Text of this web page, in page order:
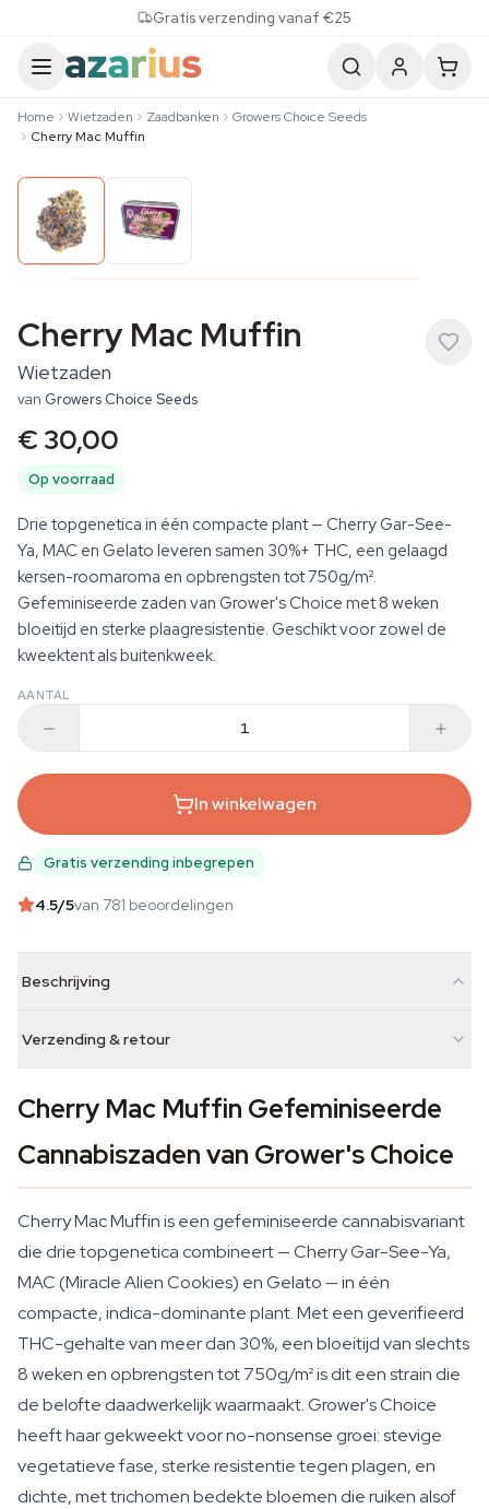
Gratis verzending vanaf €25
Home Wietzaden Zaadbanken
Growers Choice Seeds
Cherry Mac Muffin
Cherry Mac Muffin
Wietzaden
van Growers Choice Seeds
€ 30,00
Op voorraad
Drie topgenetica in één compacte plant — Cherry Gar-See-
Ya, MAC en Gelato leveren samen 30%+ THC, een gelaagd
kersen-roomaroma en opbrengsten tot 750g/m².
Gefeminiseerde zaden van Grower's Choice met 8 weken
bloeitijd en sterke plaagresistentie. Geschikt voor zowel de
kweektent als buitenkweek.
AANTAL
In winkelwagen
Gratis verzending inbegrepen
4.5/5van 781 beoordelingen
Beschrijving
Verzending & retour
Cherry Mac Muffin Gefeminiseerde
Cannabiszaden van Grower's Choice
Cherry Mac Muffin is een gefeminiseerde cannabisvariant
die drie topgenetica combineert — Cherry Gar-See-Ya,
MAC (Miracle Alien Cookies) en Gelato — in één
compacte, indica-dominante plant. Met een geverifieerd
THC-gehalte van meer dan 30%, een bloeitijd van slechts
8 weken en opbrengsten tot 750g/m² is dit een strain die
de belofte daadwerkelijk waarmaakt. Grower's Choice
heeft haar gekweekt voor no-nonsense groei: stevige
vegetatieve fase, sterke resistentie tegen plagen, en
dichte, met trichomen bedekte bloemen die ruiken alsof